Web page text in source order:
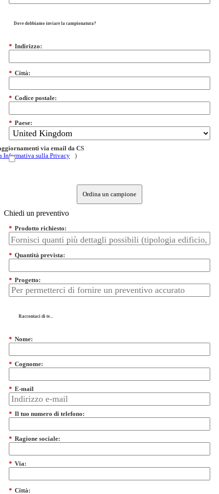
Dove dobbiamo inviare la campionatura?
* Indirizzo:
* Città:
* Codice postale:
* Paese:
via email da CS
Informativa sulla Privacy
)
Ordina un campione
Chiedi un preventivo
* Prodotto richiesto:
* Quantità prevista:
* Progetto:
Raccontaci di te...
* Nome:
* Cognome:
* E-mail
* Il tuo numero di telefono:
* Ragione sociale:
* Via:
* Città: